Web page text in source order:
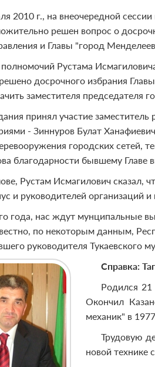
2010 г., на внеочередной
решен вопрос о
и Главы "город
Рустама
досрочного избрания
заместителя председателя
принял участие
- Зиннуров Булат
городских сетей,
благодарности бывшему Главе
Рустам Исмагилович сказал,
и руководителей организаций
года, нас ждут мунципальные
по некоторым данным,
руководителя Тукаевского
Справка:
Родился 21
Окончил
механик" в
Трудовую
новой технике